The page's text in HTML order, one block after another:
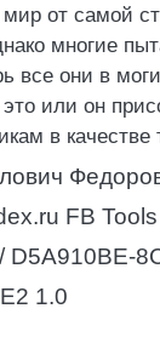
мир от самой
многие
все они в
или он
в качестве
FB
D5A910BE-
1.0